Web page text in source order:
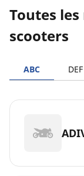
Toutes
scooters
ABC DEF